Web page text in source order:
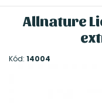
Allnature
Kód: 14004